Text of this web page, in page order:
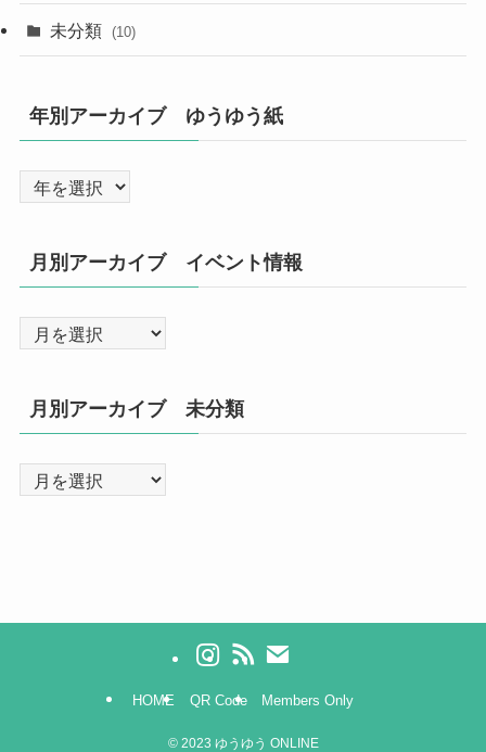
未分類 (10)
年別アーカイブ ゆうゆう紙
月別アーカイブ イベント情報
月別アーカイブ 未分類
HOME QR Code Members Only
©2023 ゆうゆう ONLINE